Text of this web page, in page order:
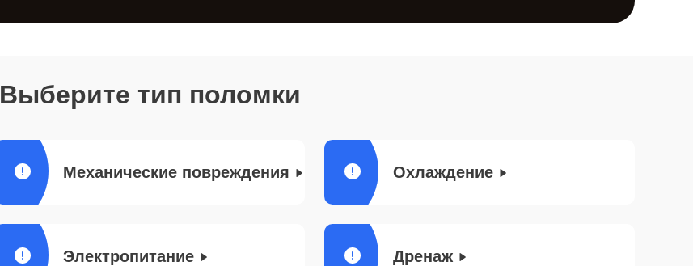
Выберите тип поломки
Механические повреждения Охлаждение
Электропитание Дренаж